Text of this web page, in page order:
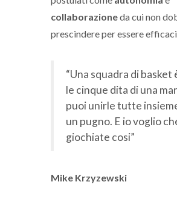
collaborazioneda cui non
prescindere per essere
“Una squadra di basket
le cinque dita di una
puoi unirle tutte
un pugno. E io voglio
giochiate cosi”
Mike Krzyzewski